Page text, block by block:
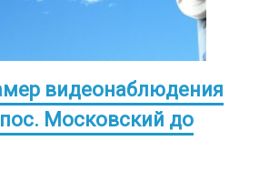
видеонаблюдения
Московский до